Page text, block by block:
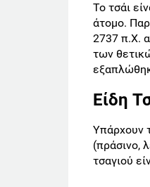
Το τσάι
άτομο.
2737 π.Χ.
των
Είδη
Υπάρχουν
(πράσινο,
τσαγιού